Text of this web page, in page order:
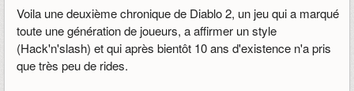
l'essayer en attendant le troisième opus !
Publié le 25/12/2009 02:57, modifié le 25/12/2009 05:19
Voila une deuxième chronique de Diablo 2, un jeu qui a marqué
toute une génération de joueurs, a affirmer un style
(Hack'n'slash) et qui après bientôt 10 ans d'existence n'a pris
que très peu de rides.